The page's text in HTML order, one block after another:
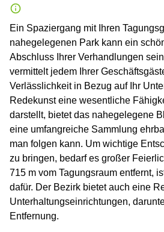
Ein Spaziergang mit Ihren
nahegelegenen Park kann ein
Abschluss Ihrer Verhandlungen
vermittelt jedem Ihrer
Verlässlichkeit in Bezug auf Ihr
Redekunst eine wesentliche
darstellt, bietet das nahegelegene
eine umfangreiche Sammlung
man folgen kann. Um wichtige
zu bringen, bedarf es großer
715 m vom Tagungsraum entfernt,
dafür. Der Bezirk bietet auch eine
Unterhaltungseinrichtungen,
Entfernung.